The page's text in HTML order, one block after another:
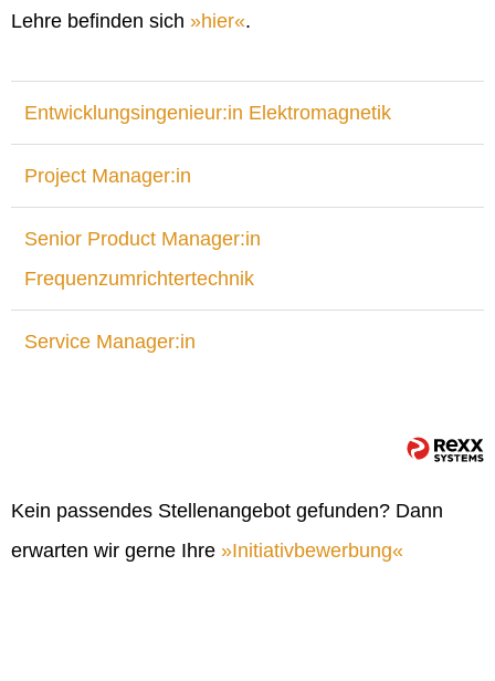
Lehre befinden sich
hier .
Entwicklungsingenieur:in Elektromagnetik
Project Manager:in
Senior Product Manager:in
Frequenzumrichtertechnik
Service Manager:in
Kein passendes Stellenangebot gefunden? Dann
erwarten wir gerne Ihre
Initiativbewerbung